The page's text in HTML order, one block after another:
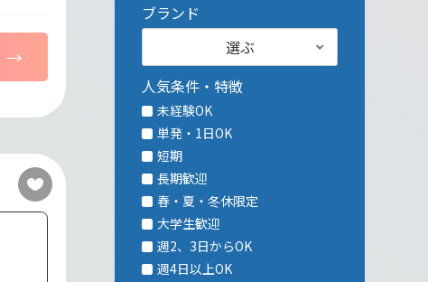
ブランド
選ぶ
人気条件・特徴
未経験OK
単発・1日OK
短期
長期歓迎
春・夏・冬休限定
大学生歓迎
週2、3日からOK
週4日以上OK